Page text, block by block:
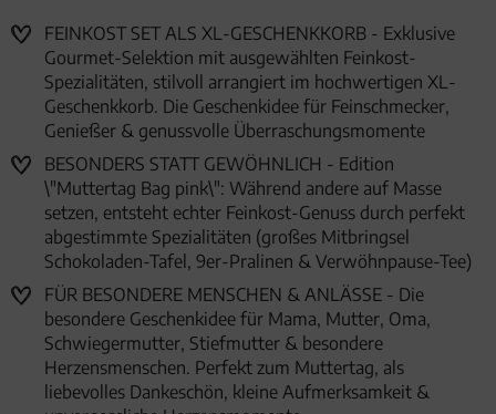
FEINKOST SET ALS XL-GESCHENKKORB - Exklusive
Gourmet-Selektion mit ausgewählten Feinkost-
Spezialitäten, stilvoll arrangiert im hochwertigen XL-
Geschenkkorb. Die Geschenkidee für Feinschmecker,
Genießer & genussvolle Überraschungsmomente
BESONDERS STATT GEWÖHNLICH - Edition
\"Muttertag Bag pink\": Während andere auf Masse
setzen, entsteht echter Feinkost-Genuss durch perfekt
abgestimmte Spezialitäten (großes Mitbringsel
Schokoladen-Tafel, 9er-Pralinen & Verwöhnpause-Tee)
FÜR BESONDERE MENSCHEN & ANLÄSSE - Die
besondere Geschenkidee für Mama, Mutter, Oma,
Schwiegermutter, Stiefmutter & besondere
Herzensmenschen. Perfekt zum Muttertag, als
liebevolles Dankeschön, kleine Aufmerksamkeit &